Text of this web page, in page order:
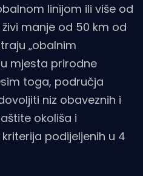
linijom ili više od
manje od 50 km od
„obalnim
mjesta prirodne
toga, područja
niz obaveznih i
okoliša i
podijeljenih u 4